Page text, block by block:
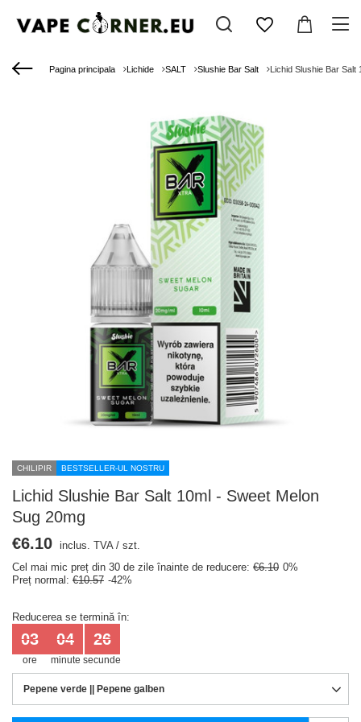
Pagina principala Lichide SALT Slushie Bar Salt Lichid Slushie Bar Salt
CHILIPIR BESTSELLER-UL NOSTRU
Lichid Slushie Bar Salt 10ml - Sweet Melon
Sug 20mg
Pepene verde || Pepene galben
€6.10 inclus. TVA/ szt.
Cel mai mic preț din 30 de zile înainte de reducere: €6.10 0%
Preț normal: €10.57 -42%
Reducerea se termină în:
03
ore
04
minute
26
secunde